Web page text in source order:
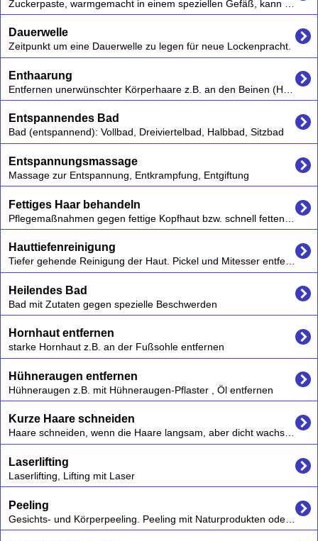
Dauerwelle
Zeitpunkt um eine Dauerwelle zu legen für neue Lockenpracht.
Enthaarung
Entspannendes Bad
Bad (entspannend): Vollbad, Dreiviertelbad, Halbbad, Sitzbad
Entspannungsmassage
Massage zur Entspannung, Entkrampfung, Entgiftung
Fettiges Haar behandeln
Hauttiefenreinigung
Heilendes Bad
Bad mit Zutaten gegen spezielle Beschwerden
Hornhaut entfernen
starke Hornhaut z.B. an der Fußsohle entfernen
Hühneraugen entfernen
Hühneraugen z.B. mit Hühneraugen-Pflaster , Öl entfernen
Kurze Haare schneiden
Haare schneiden, wenn die Haare langsam, aber dicht wachsen sollen
Laserlifting
Laserlifting, Lifting mit Laser
Peeling